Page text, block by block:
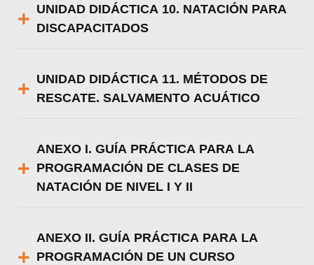
UNIDAD DIDÁCTICA 10. NATACIÓN PARA
DISCAPACITADOS
UNIDAD DIDÁCTICA 11. MÉTODOS DE
RESCATE. SALVAMENTO ACUÁTICO
ANEXO I. GUÍA PRÁCTICA PARA LA
PROGRAMACIÓN DE CLASES DE
NATACIÓN DE NIVEL I Y II
ANEXO II. GUÍA PRÁCTICA PARA LA
PROGRAMACIÓN DE UN CURSO